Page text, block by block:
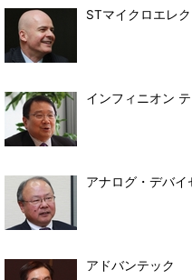
STマイクロエレ
インフィニオン
アナログ・デバイ
アドバンテック